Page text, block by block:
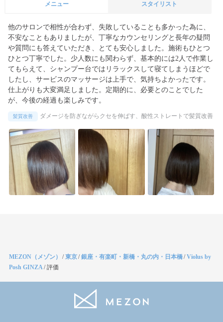
メニュー スタイリスト
他のサロンで相性が合わず、失敗していることも多かった為に、
不安なこともありましたが、丁寧なカウンセリングと長年の疑問
や質問にも答えていただき、とても安心しました。施術もひとつ
ひとつ丁寧でした。少人数にも関わらず、基本的には2人で作業し
てもらえて、シャンプー台ではリラックスして寝てしまうほどで
したし、サービスのマッサージは上手で、気持ちよかったです。
仕上がりも大変満足しました。定期的に、必要とのことでした
が、今後の経過も楽しみです。
髪質改善 ダメージを防ぎながらクセを伸ばす、酸性ストレートで髪質改善
MEZON（メゾン） /東京/銀座・有楽町・新橋・丸の内・日本橋/Violus by
Posh GINZA/評価